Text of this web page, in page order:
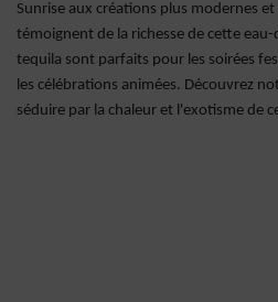
Sunrise aux créations plus modernes
témoignent de la richesse de cette eau-
tequila sont parfaits pour les soirées
les célébrations animées. Découvrez
séduire par la chaleur et l'exotisme de